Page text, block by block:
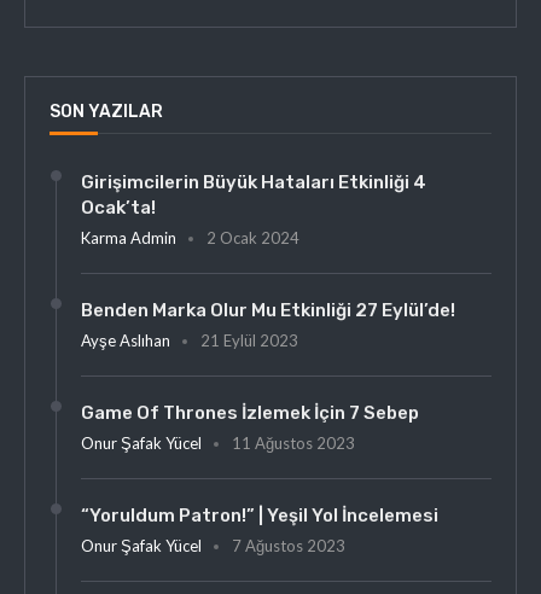
SON YAZILAR
Girişimcilerin Büyük Hataları Etkinliği 4
Ocak’ta!
Karma Admin 2 Ocak 2024
Benden Marka Olur Mu Etkinliği 27 Eylül’de!
Ayşe Aslıhan 21 Eylül 2023
Game Of Thrones İzlemek İçin 7 Sebep
Onur Şafak Yücel 11 Ağustos 2023
“Yoruldum Patron!” | Yeşil Yol İncelemesi
Onur Şafak Yücel 7 Ağustos 2023